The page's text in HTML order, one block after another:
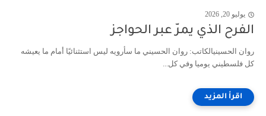
يوليو 20, 2026
الفرح الذي يمرّ عبر الحواجز
روان الحسينيالكاتب: روان الحسيني ما سأرويه ليس استثنائيًا أمام ما يعيشه
كل فلسطيني يوميا وفي كل...